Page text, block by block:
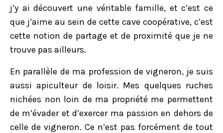
j’y ai découvert une véritable famille, et c’est ce
que j’aime au sein de cette cave coopérative, c’est
cette notion de partage et de proximité que je ne
trouve pas ailleurs.
En parallèle de ma profession de vigneron, je suis
aussi apiculteur de loisir. Mes quelques ruches
nichées non loin de ma propriété me permettent
de m’évader et d’exercer ma passion en dehors de
celle de vigneron. Ce n’est pas forcément de tout